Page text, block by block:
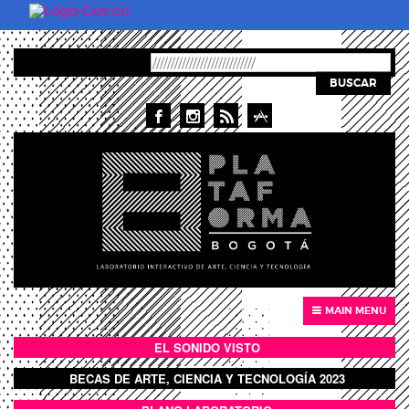
Pasar al contenido principal
BUSCAR
MAIN MENU
BOTÓN SONIDO VISTO
EL SONIDO VISTO
BOTON DOMO LLENO
BECAS DE ARTE, CIENCIA Y TECNOLOGÍA 2023